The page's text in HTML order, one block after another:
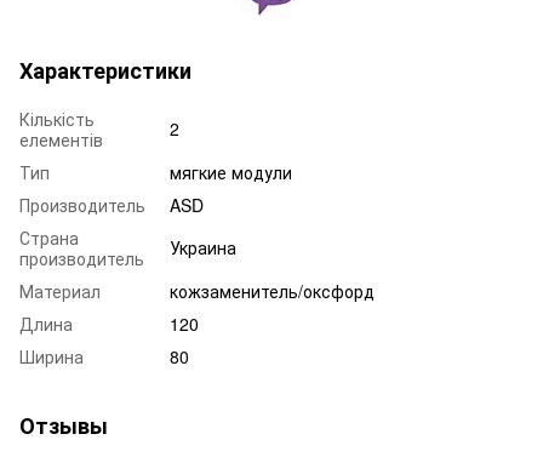
Характеристики
Кількість
елементів
2
Тип
мягкие модули
Производитель
ASD
Страна
производитель
Украина
Материал
кожзаменитель/оксфорд
Длина
120
Ширина
80
Отзывы